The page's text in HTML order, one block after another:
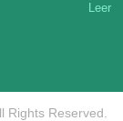
Leer
Rights Reserved.